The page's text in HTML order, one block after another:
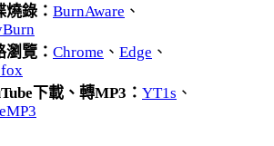
燒錄： BurnAware 、
瀏覽： Chrome 、 Edge 、
下載、轉MP3： YT1s 、